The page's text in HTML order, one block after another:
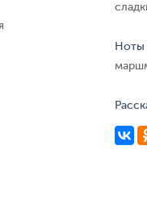
Ноты